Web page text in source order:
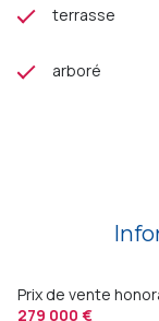
terrasse
arboré
Prix de vente
279 000 €